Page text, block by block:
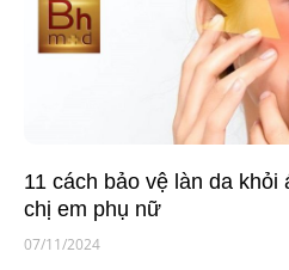
11 cách bảo vệ làn da
chị em phụ nữ
07/11/2024